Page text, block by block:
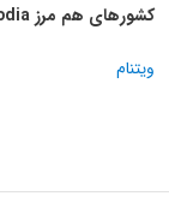
کشورهای هم مرز Cambodia
ویتنام